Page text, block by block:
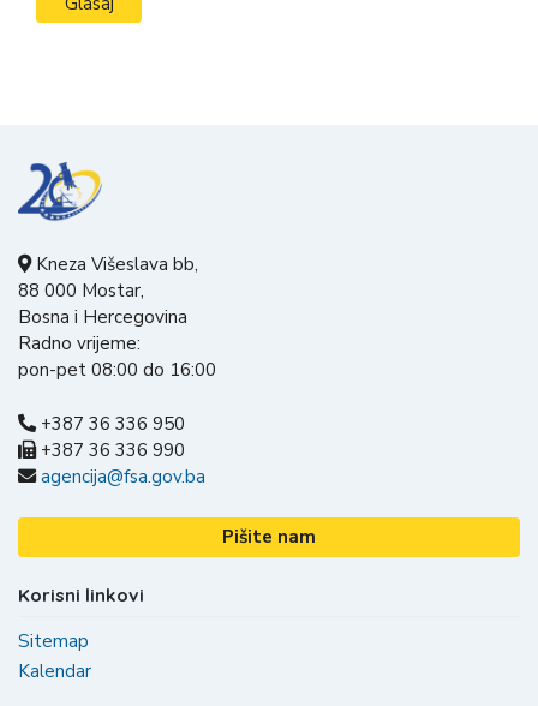
Kneza Višeslava bb,
88 000 Mostar,
Bosna i Hercegovina
Radno vrijeme:
pon-pet 08:00 do 16:00
+387 36 336 950
+387 36 336 990
agencija@fsa.gov.ba
Pišite nam
Korisni linkovi
Sitemap
Kalendar